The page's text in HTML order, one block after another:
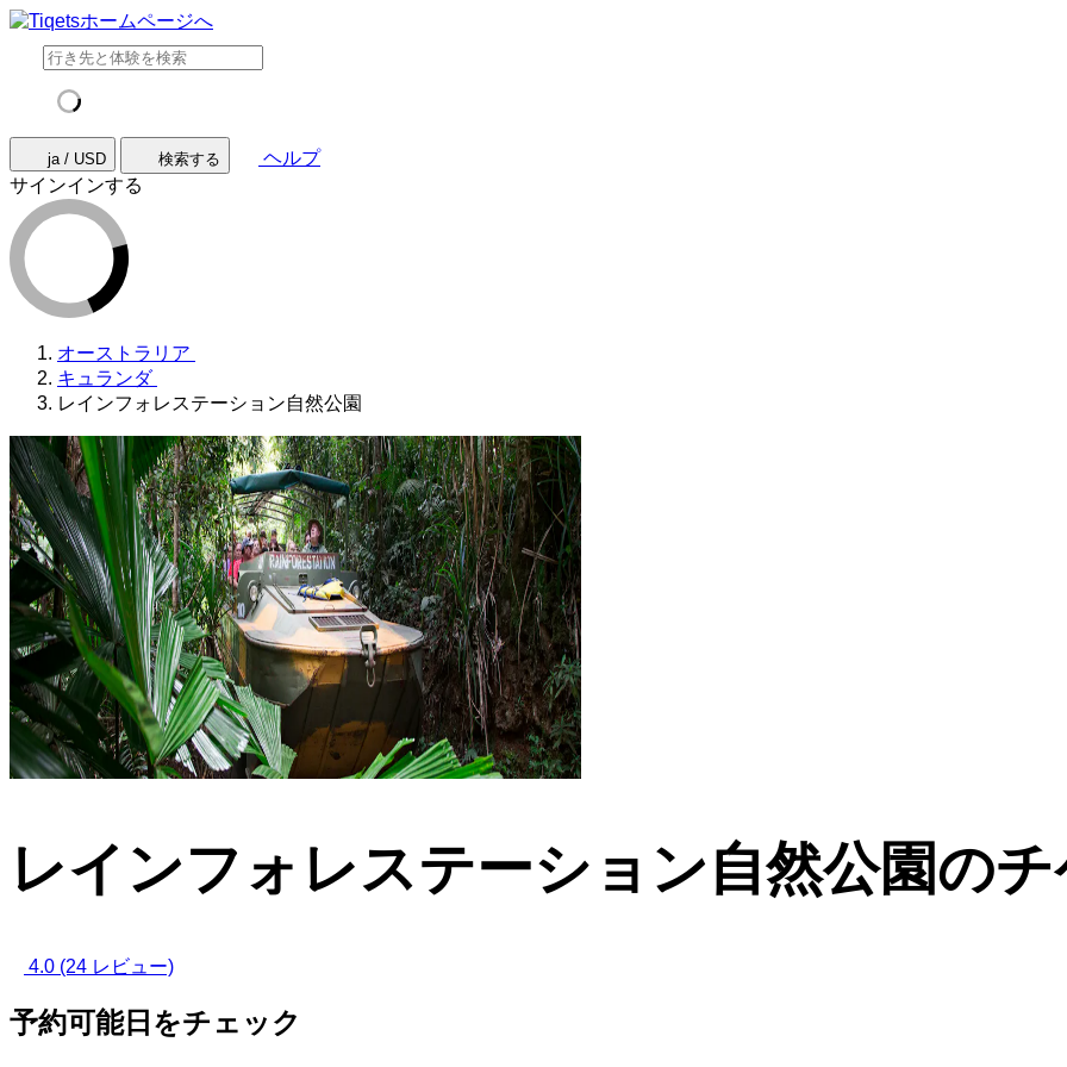
ja / USD 検索する
ヘルプ
サインインする
オーストラリア
キュランダ
レインフォレステーション自然公園
レインフォレステーション自然公園の
4.0 (24 レビュー)
予約可能日をチェック